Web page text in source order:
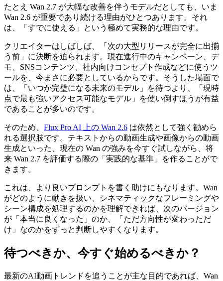
たとえ Wan 2.7 が大幅な改善を伴うモデルだとしても、いま
Wan 2.6 が重要であり続ける理由がひとつあります。それ
は、「すでに使える」という極めて実務的な理由です。
クリエイターはしばしば、「次の大型リリースが完全に出揃
う前」に決断を迫られます。現在進行中のキャンペーン、デ
モ、SNSコンテンツ、社内向けコンセプト作成などに使うツ
ールを、今まさに必要としているからです。そうした場面で
は、「いつか完璧になる未来のモデル」を待つより、「現時
点で最も強いアクセス可能なモデル」を使い倒すほうが有益
であることが多いのです。
そのため、 Flux Pro AI 上の Wan 2.6 は依然として強く勧めら
れる選択肢です。テキストからの動画生成や画像からの動画
生成といった、現在の Wan の強みを今すぐ試しながら、将
来 Wan 2.7 を評価する際の「実践的な基準」を作ることがで
きます。
これは、より良いプロンプトを書く助けにもなります。Wan
がどのように動きを扱い、シネマティックなフレーミングや
シーン構成を処理するのかを理解できれば、次のバージョン
が「本当に良くなった」のか、「ただ方向性が変わっただ
け」なのかをずっと判断しやすくなります。
待つべきか、今すぐ始めるべきか？
最新のAI動画トレンドを追うことが主な目的であれば、Wan